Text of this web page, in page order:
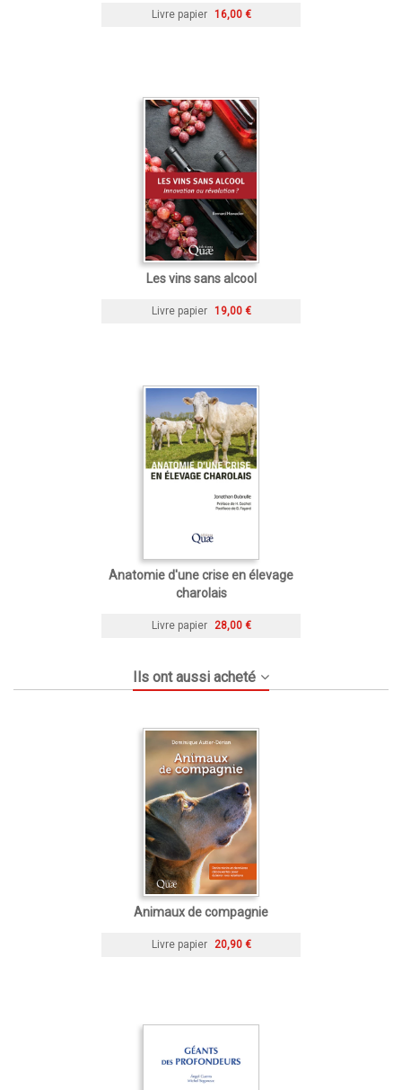
Livre papier 16,00 €
Les vins sans alcool
Livre papier 19,00 €
Anatomie d'une crise en élevage
charolais
Livre papier 28,00 €
Ils ont aussi acheté
Animaux de compagnie
Livre papier 20,90 €